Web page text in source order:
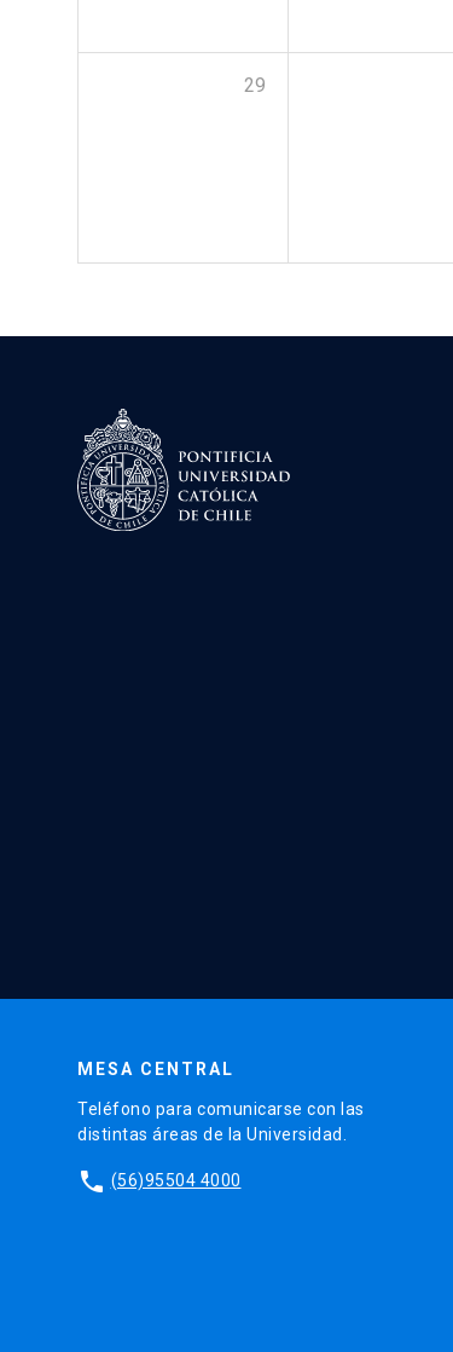
29
MESA CENTRAL
Teléfono para comunicarse con las
distintas áreas de la Universidad.
phone (56)95504 4000